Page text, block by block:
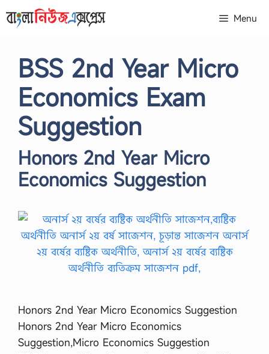
to
Menu
BSS 2nd Year Micro
Economics Exam
Suggestion
Honors 2nd Year Micro
Economics Suggestion
Honors 2nd Year Micro Economics Suggestion
Honors 2nd Year Micro Economics
Suggestion,Micro Economics Suggestion